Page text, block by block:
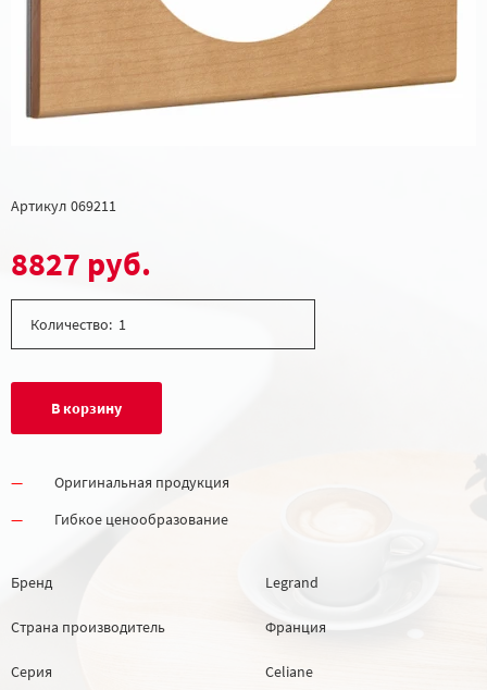
Артикул 069211
8827 руб.
Количество:
В корзину
Оригинальная продукция
Гибкое ценообразование
Бренд Legrand
Страна производитель Франция
Серия Celiane